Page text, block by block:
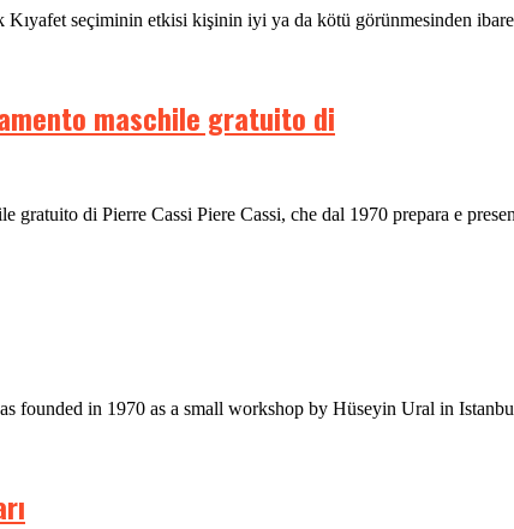
seçiminin etkisi kişinin iyi ya da kötü görünmesinden
maschile gratuito di
gratuito di Pierre Cassi Piere Cassi, che dal 1970 prepara e
founded in 1970 as a small workshop by Hüseyin Ural in